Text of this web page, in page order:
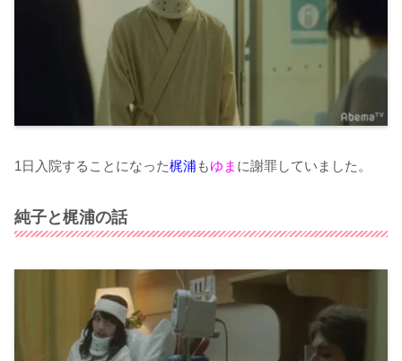
1日入院することになった梶浦 もゆま に謝罪していました。
純子と梶浦の話